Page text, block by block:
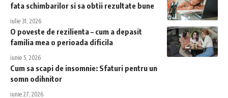
fata schimbarilor si sa obtii rezultate bune
iulie 31, 2026
O poveste de rezilienta – cum a depasit
familia mea o perioada dificila
iunie 5, 2026
Cum sa scapi de insomnie: Sfaturi pentru un
somn odihnitor
iunie 27, 2026